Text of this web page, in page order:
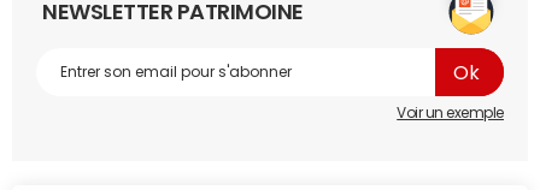
NEWSLETTER PATRIMOINE
Voir un exemple